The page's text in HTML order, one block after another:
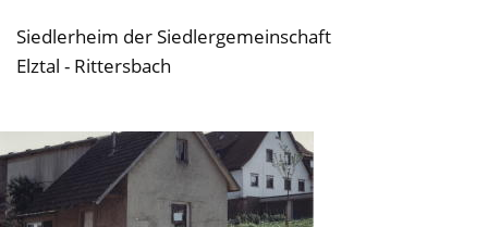
Siedlerheim der Siedlergemeinschaft
Elztal - Rittersbach